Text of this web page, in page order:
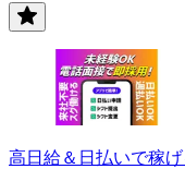
高日給＆日払いで稼